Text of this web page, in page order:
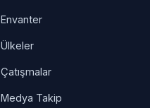
Envanter
Ülkeler
Çatışmalar
Medya Takip